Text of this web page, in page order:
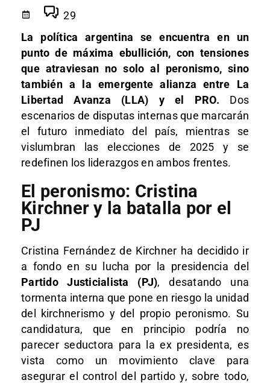
29
La política argentina se encuentra en un
punto de máxima ebullición, con tensiones
que atraviesan no solo al peronismo, sino
también a la emergente alianza entre La
Libertad Avanza (LLA) y el PRO. Dos
escenarios de disputas internas que marcarán
el futuro inmediato del país, mientras se
vislumbran las elecciones de 2025 y se
redefinen los liderazgos en ambos frentes.
El peronismo: Cristina
Kirchner y la batalla por el
PJ
Cristina Fernández de Kirchner ha decidido ir
a fondo en su lucha por la presidencia del
Partido Justicialista (PJ), desatando una
tormenta interna que pone en riesgo la unidad
del kirchnerismo y del propio peronismo. Su
candidatura, que en principio podría no
parecer seductora para la ex presidenta, es
vista como un movimiento clave para
asegurar el control del partido y, sobre todo,